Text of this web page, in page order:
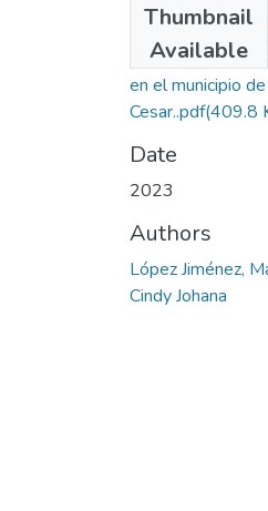
Thumbnail
Available
Percepción
la mujer y su
en el municipio
Cesar..pdf(409.8
Date
2023
Authors
López Jiménez,
Cindy Johana